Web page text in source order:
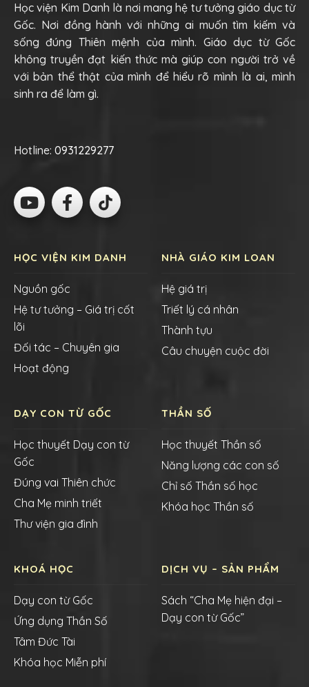
Học viện Kim Danh là nơi mang hệ tư tưởng giáo dục từ
Gốc. Nơi đồng hành với những ai muốn tìm kiếm và
sống đúng Thiên mệnh của mình. Giáo dục từ Gốc
không truyền đạt kiến thức mà giúp con người trở về
với bản thể thật của mình để hiểu rõ mình là ai, mình
sinh ra để làm gì.
Hotline: 0931229277
HỌC VIỆN KIM DANH
Nguồn gốc
Hệ tư tưởng – Giá trị cốt
lõi
Đối tác – Chuyên gia
Hoạt động
NHÀ GIÁO KIM LOAN
Hệ giá trị
Triết lý cá nhân
Thành tựu
Câu chuyện cuộc đời
DẠY CON TỪ GỐC
Học thuyết Dạy con từ
Gốc
Đúng vai Thiên chức
Cha Mẹ minh triết
Thư viện gia đình
THẦN SỐ
Học thuyết Thần số
Năng lượng các con số
Chỉ số Thần số học
Khóa học Thần số
KHOÁ HỌC
Dạy con từ Gốc
Ứng dụng Thần Số
Tâm Đức Tài
Khóa học Miễn phí
DỊCH VỤ – SẢN PHẨM
Sách “Cha Mẹ hiện đại –
Dạy con từ Gốc”